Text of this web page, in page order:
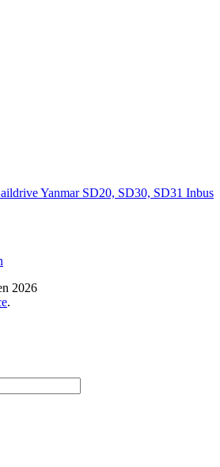
Yanmar SD20, SD30, SD31 Inbus
2026
.